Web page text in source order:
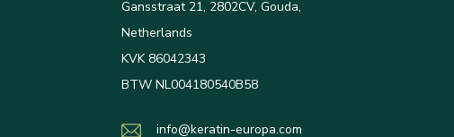
Gansstraat 21, 2802CV, Gouda,
Netherlands
KVK 86042343
BTW NL004180540B58
info@keratin-europa.com